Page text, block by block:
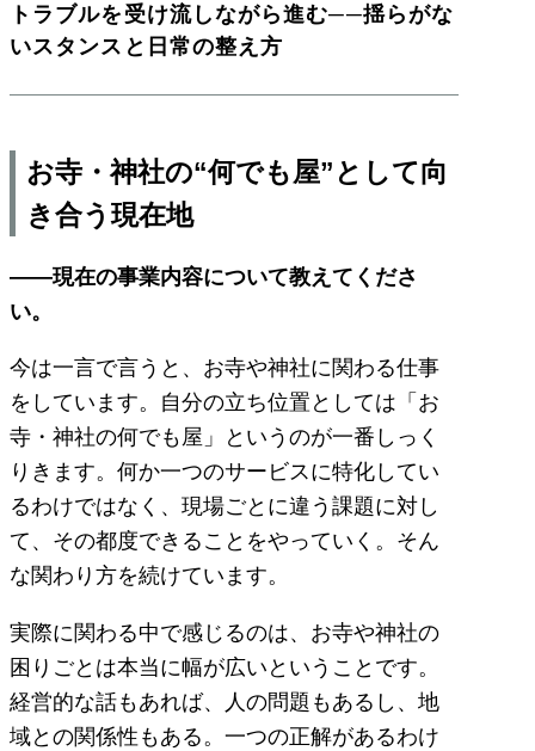
トラブルを受け流しながら進む──揺らがな
いスタンスと日常の整え方
お寺・神社の“何でも屋”として向
き合う現在地
――現在の事業内容について教えてくださ
い。
今は一言で言うと、お寺や神社に関わる仕事
をしています。自分の立ち位置としては「お
寺・神社の何でも屋」というのが一番しっく
りきます。何か一つのサービスに特化してい
るわけではなく、現場ごとに違う課題に対し
て、その都度できることをやっていく。そん
な関わり方を続けています。
実際に関わる中で感じるのは、お寺や神社の
困りごとは本当に幅が広いということです。
経営的な話もあれば、人の問題もあるし、地
域との関係性もある。一つの正解があるわけ